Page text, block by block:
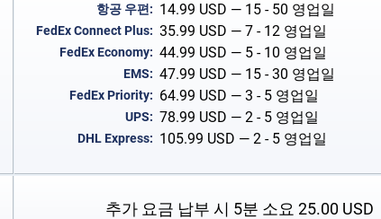
항공 우편: 14.99 USD — 15 - 50 영업일
FedEx Connect Plus: 35.99 USD — 7 - 12 영업일
FedEx Economy: 44.99 USD — 5 - 10 영업일
EMS: 47.99 USD — 15 - 30 영업일
FedEx Priority: 64.99 USD — 3 - 5 영업일
UPS: 78.99 USD — 2 - 5 영업일
DHL Express: 105.99 USD — 2 - 5 영업일
추가 요금 납부 시 5분 소요25.00 USD